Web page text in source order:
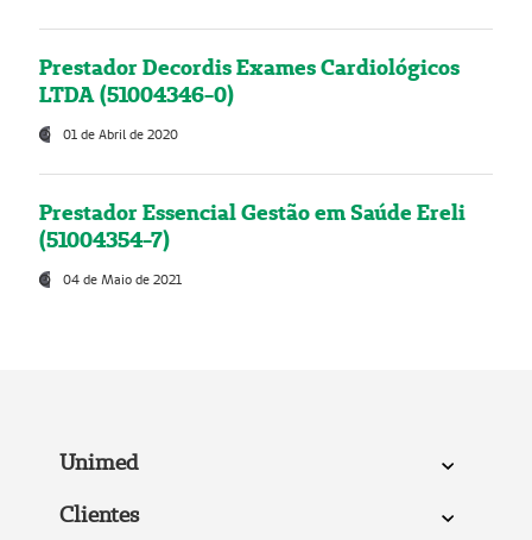
Prestador Decordis Exames Cardiológicos
LTDA (51004346-0)
01 de Abril de 2020
Prestador Essencial Gestão em Saúde Ereli
(51004354-7)
04 de Maio de 2021
Unimed
Clientes